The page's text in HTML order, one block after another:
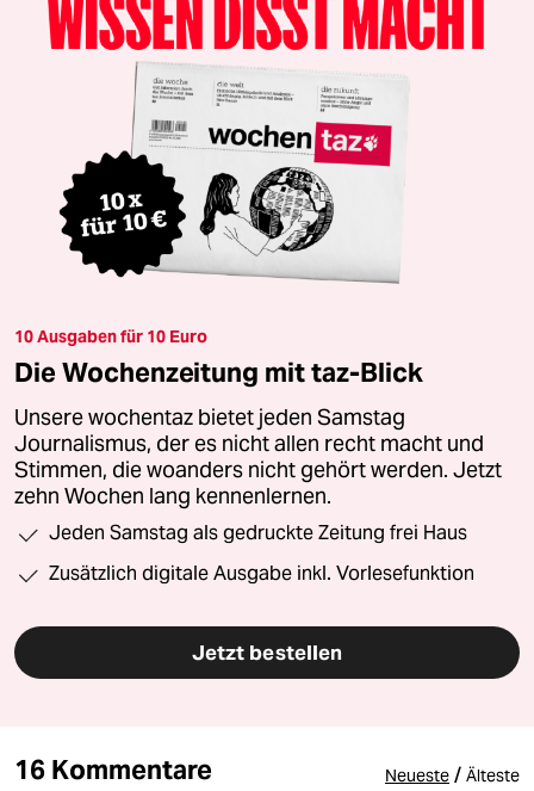
10 Ausgaben für 10 Euro
Die Wochenzeitung mit taz-Blick
Unsere wochentaz bietet jeden Samstag
Journalismus, der es nicht allen recht macht und
Stimmen, die woanders nicht gehört werden. Jetzt
zehn Wochen lang kennenlernen.
Jeden Samstag als gedruckte Zeitung frei Haus
Zusätzlich digitale Ausgabe inkl. Vorlesefunktion
Jetzt bestellen
16 Kommentare Neueste / Älteste